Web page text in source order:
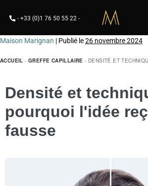
- +33 (0)1 76 50 55 22 -
Maison Marignan | Publié le26 novembre 2024
ACCUEIL -GREFFE CAPILLAIRE - DENSITÉ ET
Densité et
pourquoi l'idée
fausse